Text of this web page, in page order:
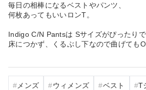
毎日の相棒になるベストやパンツ、
何枚あってもいいロンT。
Indigo C/N Pantsは Sサイズがぴったり
床につかず、くるぶし下なので曲げても
メンズ ウィメンズ ベスト T